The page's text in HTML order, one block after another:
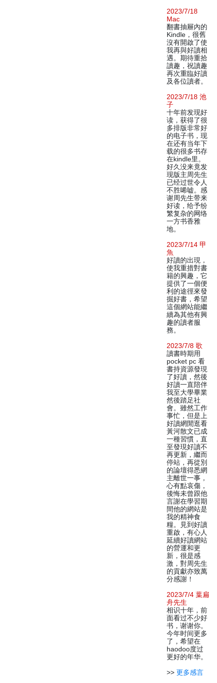
2023/7/18
Mac
翻書抽屜內的
Kindle，很舊
沒有開啟了使
我再與好讀相
遇。期待重拾
讀趣，祝讀趣
再次重臨好讀
及各位讀者。
2023/7/18 池
子
十年前发现好
读，获得了很
多排版非常好
的电子书，现
在还有当年下
载的很多书存
在kindle里。
好久没来竟发
现版主周先生
已经过世令人
不胜唏嘘。感
谢周先生带来
好读，给予纷
繁复杂的网络
一方书香雅
地。
2023/7/14 甲
魚
好讀的出現，
使我重措對書
籍的興趣，它
提供了一個便
利的途徑來發
掘好書，希望
這個網站能繼
續為其他有興
趣的讀者服
務。
2023/7/8 歌
讀書時期用
pocket pc 看
書持資源發現
了好讀，然後
好讀一直陪伴
我至大學畢業
然後踏足社
會。雖然工作
事忙，但是上
好讀網閒逛看
黃河散文已成
一種習慣，直
至發現好讀不
再更新，繼而
停站，再從別
的論壇得悉網
主離世一事，
心有點哀傷，
後悔未曾跟他
言謝在學習期
間他的網站是
我的精神食
糧。見到好讀
重啟，有心人
延續好讀網站
的營運和更
新，很是感
激，對周先生
的貢獻亦致萬
分感謝！
2023/7/4 葉扁
舟先生
相识十年，前
面看过不少好
书，谢谢你。
今年时间更多
了，希望在
haodoo度过
更好的年华。
>> 更多感言